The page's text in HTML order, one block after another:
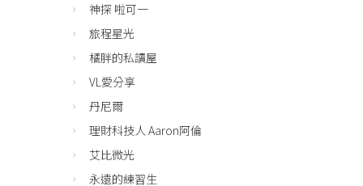
神探 啦可一
旅程星光
橘胖的私讀屋
VL愛分享
丹尼爾
理財科技人 Aaron阿倫
艾比微光
永遠的練習生